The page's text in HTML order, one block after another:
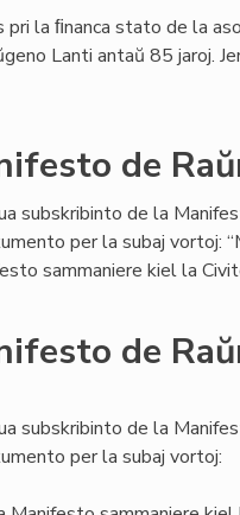
pri la ﬁnanca stato de la
Lanti antaŭ 85 jaroj.
de
subskribinto de la
per la subaj vortoj:
sammaniere kiel la
de
subskribinto de la
per la subaj vortoj: